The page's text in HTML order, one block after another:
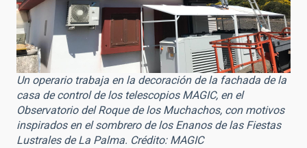
Un operario trabaja en la decoración de la fachada de la
casa de control de los telescopios MAGIC, en el
Observatorio del Roque de los Muchachos, con motivos
inspirados en el sombrero de los Enanos de las Fiestas
Lustrales de La Palma. Crédito: MAGIC